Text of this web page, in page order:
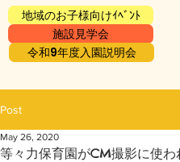
地域のお子様向けｲﾍﾞﾝﾄ
施設見学会
令和9年度入園説明会
Post
等々力保育園がCM撮影に使わ
May 26, 2020